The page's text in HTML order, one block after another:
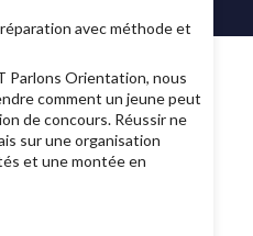
avec méthode et
Parlons Orientation, nous
comment un jeune peut
de concours. Réussir ne
sur une organisation
et une montée en